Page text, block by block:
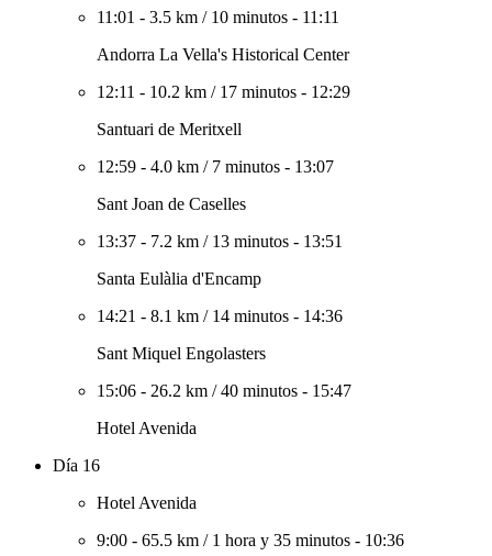
11:01 - 3.5 km / 10 minutos - 11:11
Andorra La Vella's Historical Center
12:11 - 10.2 km / 17 minutos - 12:29
Santuari de Meritxell
12:59 - 4.0 km / 7 minutos - 13:07
Sant Joan de Caselles
13:37 - 7.2 km / 13 minutos - 13:51
Santa Eulàlia d'Encamp
14:21 - 8.1 km / 14 minutos - 14:36
Sant Miquel Engolasters
15:06 - 26.2 km /40 minutos - 15:47
Hotel Avenida
Día 16
Hotel Avenida
9:00 - 65.5 km / 1 hora y 35 minutos - 10:36